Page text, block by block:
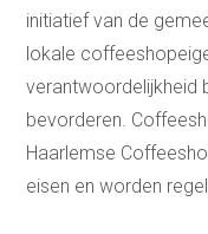
initiatief van de
lokale
verantwoordelijkheid
bevorderen.
Haarlemse
eisen en worden